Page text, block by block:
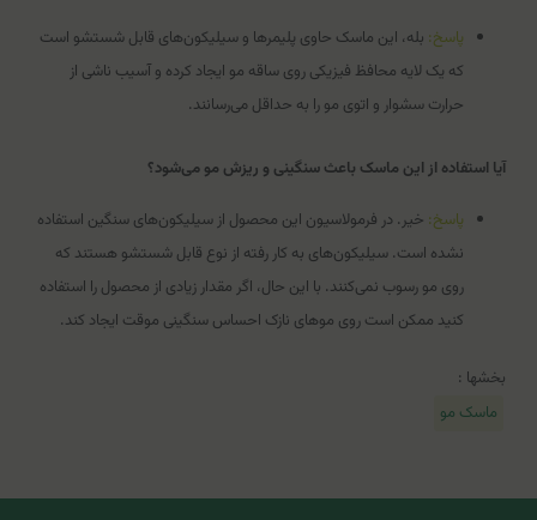
پاسخ: بله، این ماسک حاوی پلیمرها و سیلیکون‌های قابل شستشو است
که یک لایه محافظ فیزیکی روی ساقه مو ایجاد کرده و آسیب ناشی از
حرارت سشوار و اتوی مو را به حداقل می‌رسانند.
آیا استفاده از این ماسک باعث سنگینی و ریزش مو می‌شود؟
پاسخ: خیر. در فرمولاسیون این محصول از سیلیکون‌های سنگین استفاده
نشده است. سیلیکون‌های به کار رفته از نوع قابل شستشو هستند که
روی مو رسوب نمی‌کنند. با این حال، اگر مقدار زیادی از محصول را استفاده
کنید ممکن است روی موهای نازک احساس سنگینی موقت ایجاد کند.
بخشها :
ماسک مو